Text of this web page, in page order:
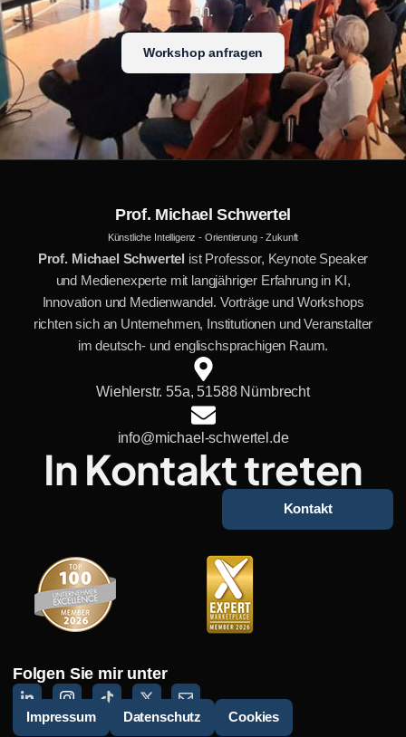
an.
Workshop anfragen
Prof. Michael Schwertel
Künstliche Intelligenz - Orientierung - Zukunft
Prof. Michael Schwertel ist Professor, Keynote Speaker
und Medienexperte mit langjähriger Erfahrung in KI,
Innovation und Medienwandel. Vorträge und Workshops
richten sich an Unternehmen, Institutionen und Veranstalter
im deutsch- und englischsprachigen Raum.
Wiehlerstr. 55a, 51588 Nümbrecht
info@michael-schwertel.de
In Kontakt treten
Kontakt
Folgen Sie mir unter
i
n
k
I
c
o
n
T
i
t
X
-
t
w
E
n
v
e
Impressum Datenschutz Cookies